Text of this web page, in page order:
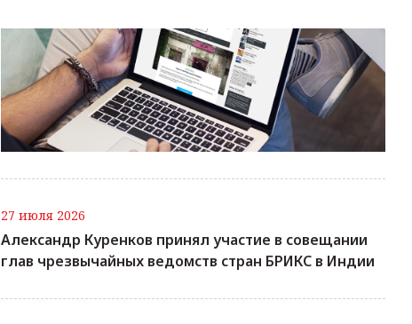
27 июля 2026
Александр Куренков принял участие в совещании
глав чрезвычайных ведомств стран БРИКС в Индии